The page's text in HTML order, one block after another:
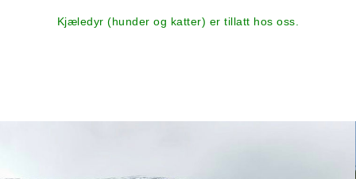
Kjæledyr (hunder og katter) er tillatt hos oss.